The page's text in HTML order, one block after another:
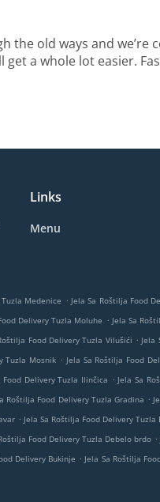
the old ways and
a whole lot easier.
Links
Menu
Medenice . Jela Sa Roštilja Food
Delivery Tuzla Moluhe . Jela Sa
Food Delivery Tuzla Vilušići . Jela
Tuzla Mosnik . Jela Sa Roštilja Food
Food Delivery Tuzla Ilinčica . Jela Sa
Roštilja Food Delivery Tuzla Gradina .
. Jela Sa Roštilja Food Delivery Tuzla
Food Delivery Tuzla Debelo brdo .
Delivery Bukinje . Jela Sa Roštilja